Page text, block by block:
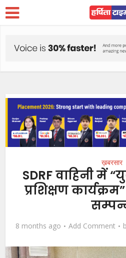
ख़बरसार
SDRF वाहिनी में
प्रशिक्षण
8 months ago Add Comment